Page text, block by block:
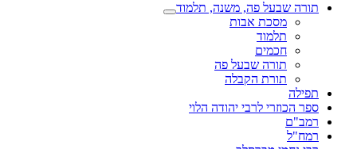
תורה שבעל פה, משנה, תלמוד
מסכת אבות
תלמוד
חכמים
תורה שבעל פה
תורת הקבלה
תפילה
ספר הכוזרי לרבי יהודה הלוי
רמב"ם
רמח"ל